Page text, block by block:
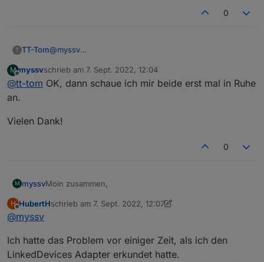
0
T TT-Tom@myssv
ist es mit den alternativen schneller und einfacher.
wenn du nur einen Punkt anlegen willst kannst du das
in der Objekt Ansicht mit dem "+" erstellen und dann
M
Offline
myssvschrieb am 7. Sept. 2022, 12:04
zuletzt editiert von
@tt-tom OK, dann schaue ich mir beide erst mal in Ruhe
an.
Vielen Dank!
0
M myssvMoin zusammen,
ich habe den Adapter heute installiert:
H HubertHschrieb am 7. Sept. 2022, 12:07
zuletzt editiert von HubertH9. Juli 2022, 14:08
@myssv
Ich hatte das Problem vor einiger Zeit, als ich den
LinkedDevices Adapter erkundet hatte.